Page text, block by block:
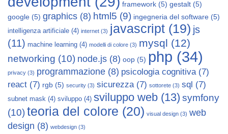
framework (5) gestalt (5)
google (5) graphics (8) html5 (9) ingegneria del software (5)
intelligenza artificiale (4) internet (3) javascript (19) js
(11) machine learning (4) modelli di colore (3) mysql (12)
networking (10) node.js (8) oop (5) php (34)
privacy (3) programmazione (8) psicologia cognitiva(7)
react (7) rgb (5) security (3) sicurezza(7) sottorete (3) sql (7)
subnet mask (4) sviluppo (4) sviluppo web (13) symfony
(10)teoria del colore (20) visual design (3) web
design (8) webdesign (3)